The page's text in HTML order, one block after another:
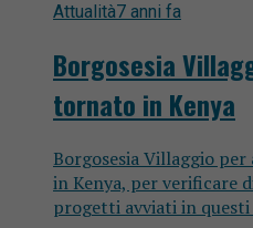
Attualità7 anni fa
Borgosesia
tornato in Kenya
Borgosesia Villaggio
in Kenya, per verificare
progetti avviati in